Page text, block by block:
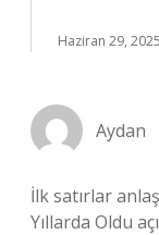
Haziran 29, 2025
Aydan
İlk satırlar
Yıllarda Oldu